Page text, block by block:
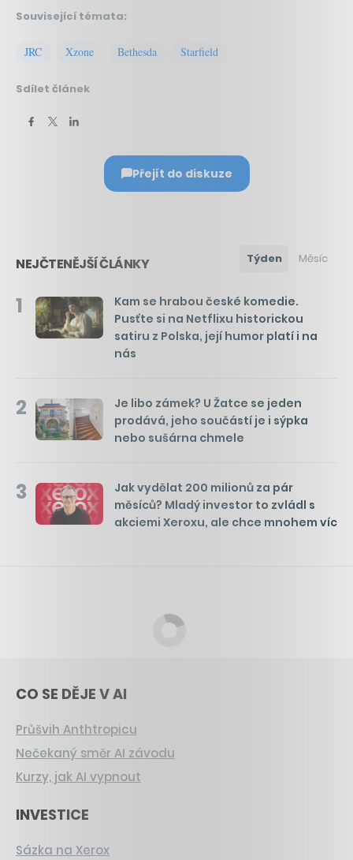
Související témata:
JRC Xzone Bethesda Starfield
Sdílet článek
Přejít do diskuze
NEJČTENĚJŠÍ ČLÁNKY Týden Měsíc
1
Kam se hrabou české komedie.
Pusťte si na Netflixu historickou
satiru z Polska, její humor platí i na
nás
2
Je libo zámek? U Žatce se jeden
prodává, jeho součástí je i sýpka
nebo sušárna chmele
3
Jak vydělat 200 milionů za pár
měsíců? Mladý investor to zvládl s
akciemi Xeroxu, ale chce mnohem víc
CO SE DĚJE V AI
Průšvih Anthtropicu
Nečekaný směr AI závodu
Kurzy, jak AI vypnout
INVESTICE
Sázka na Xerox